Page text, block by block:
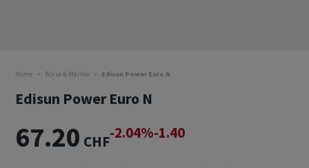
Home Börse & Märkte Edisun Power Euro N
Edisun Power Euro N
67.20 CHF-2.04%-1.40